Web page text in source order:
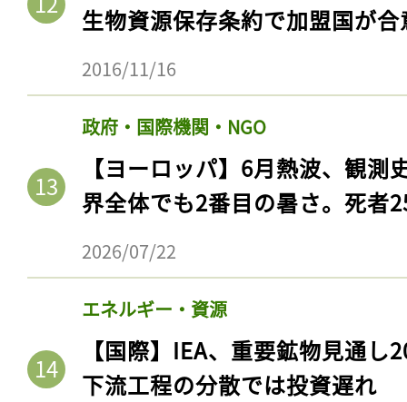
生物資源保存条約で加盟国が合
2016/11/16
政府・国際機関・NGO
【ヨーロッパ】6月熱波、観
界全体でも2番目の暑さ。死者
2026/07/22
エネルギー・資源
【国際】IEA、重要鉱物見通
下流工程の分散では投資遅れ
記事をお気に入りに
ログインが必